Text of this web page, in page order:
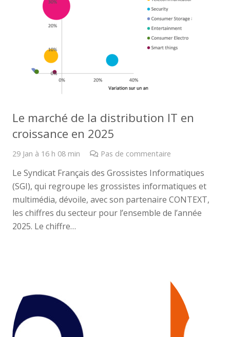
Le marché de la distribution IT en
croissance en 2025
29 Jan à 16 h 08 min Pas de commentaire
Le Syndicat Français des Grossistes Informatiques
(SGI), qui regroupe les grossistes informatiques et
multimédia, dévoile, avec son partenaire CONTEXT,
les chiffres du secteur pour l’ensemble de l’année
2025. Le chiffre…